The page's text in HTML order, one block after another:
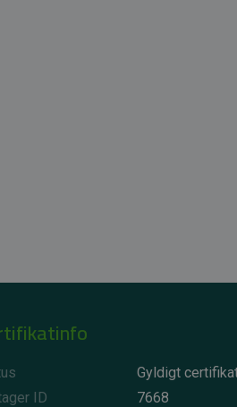
Gyldigt
ID
7668